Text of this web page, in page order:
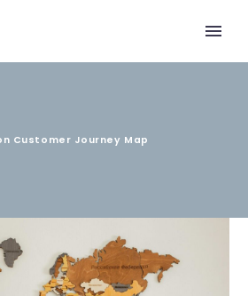
Customer Journey Map